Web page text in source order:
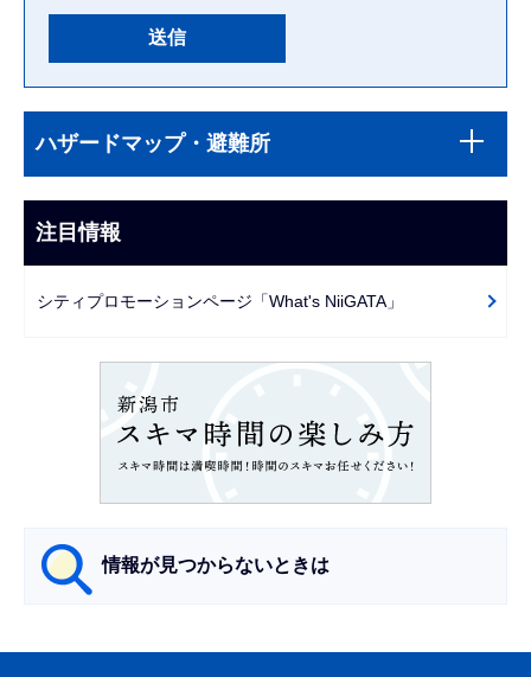
文
こ
ま
で
ビ
ー
ハザードマップ・避難所
注目情報
シティプロモーションページ「What's NiiGATA」
情報が見つからないときは